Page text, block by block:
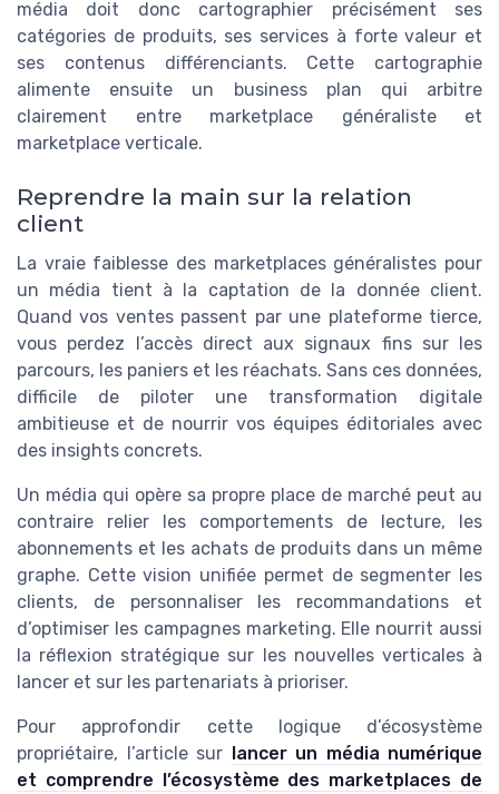
média doit donc cartographier précisément ses
catégories de produits, ses services à forte valeur et
ses contenus différenciants. Cette cartographie
alimente ensuite un business plan qui arbitre
clairement entre marketplace généraliste et
marketplace verticale.
Reprendre la main sur la relation
client
La vraie faiblesse des marketplaces généralistes pour
un média tient à la captation de la donnée client.
Quand vos ventes passent par une plateforme tierce,
vous perdez l’accès direct aux signaux fins sur les
parcours, les paniers et les réachats. Sans ces données,
difficile de piloter une transformation digitale
ambitieuse et de nourrir vos équipes éditoriales avec
des insights concrets.
Un média qui opère sa propre place de marché peut au
contraire relier les comportements de lecture, les
abonnements et les achats de produits dans un même
graphe. Cette vision unifiée permet de segmenter les
clients, de personnaliser les recommandations et
d’optimiser les campagnes marketing. Elle nourrit aussi
la réflexion stratégique sur les nouvelles verticales à
lancer et sur les partenariats à prioriser.
Pour approfondir cette logique d’écosystème
propriétaire, l’article sur lancer un média numérique
et comprendre l’écosystème des marketplaces de